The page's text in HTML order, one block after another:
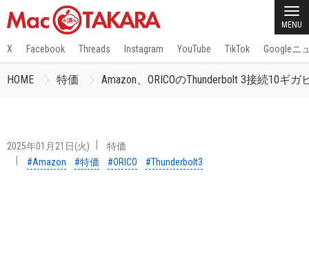
MENU
X Facebook Threads Instagram YouTube TikTok Googleニ
HOME 特価 Amazon、ORICOのThunderbolt 3接続10ギ
2025年01月21日(火)
特価
#Amazon
#特価 #ORICO #Thunderbolt3